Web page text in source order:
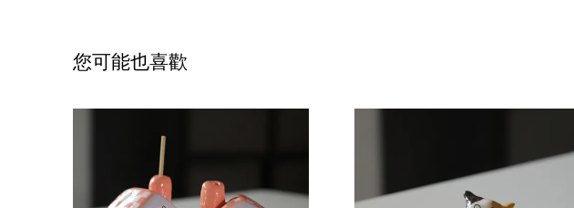
您可能也喜歡